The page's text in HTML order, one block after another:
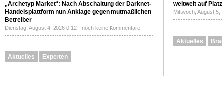
„Archetyp Market“: Nach Abschaltung der Darknet-
Handelsplattform nun Anklage gegen mutmaßlichen
Betreiber
Dienstag, August 4, 2026 0:12 - noch keine Kommentare
Aktuelles Experten
weltweit auf
Mittwoch, August
Aktuelles